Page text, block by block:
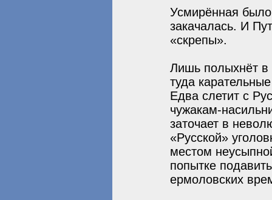
Усмирённая было
закачалась. И
«скрепы».
Лишь полыхнёт в
туда
Едва слетит с
чужакам-
заточает в
«Русской»
местом
попытке
ермоловских